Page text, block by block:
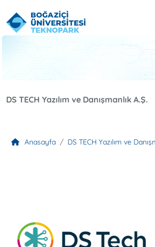
DS TECH Yazılım ve Danışmanlık A.Ş.
Anasayfa DS TECH Yazılım ve